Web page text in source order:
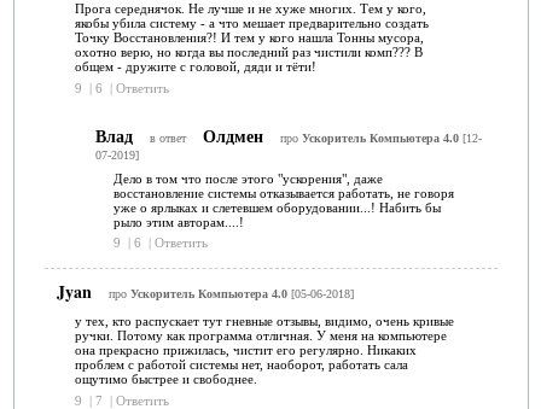
Прога середнячок. Не лучше и не хуже многих. Тем у кого,
якобы убила систему - а что мешает предварительно создать
Точку Восстановления?! И тем у кого нашла Тонны мусора,
охотно верю, но когда вы последний раз чистили комп??? В
общем - дружите с головой, дяди и тёти!
9
| 6 | Ответить
Влад в ответ Олдмен про Ускоритель Компьютера 4.0[12-
07-2019]
Дело в том что после этого "ускорения", даже
восстановление системы отказывается работать, не говоря
уже о ярлыках и слетевшем оборудовании...! Набить бы
рыло этим авторам....!
9
| 6 | Ответить
Jyan про Ускоритель Компьютера 4.0[05-06-2018]
у тех, кто распускает тут гневные отзывы, видимо, очень кривые
ручки. Потому как программа отличная. У меня на компьютере
она прекрасно прижилась, чистит его регулярно. Никаких
проблем с работой системы нет, наоборот, работать сала
ощутимо быстрее и свободнее.
9
| 7 | Ответить